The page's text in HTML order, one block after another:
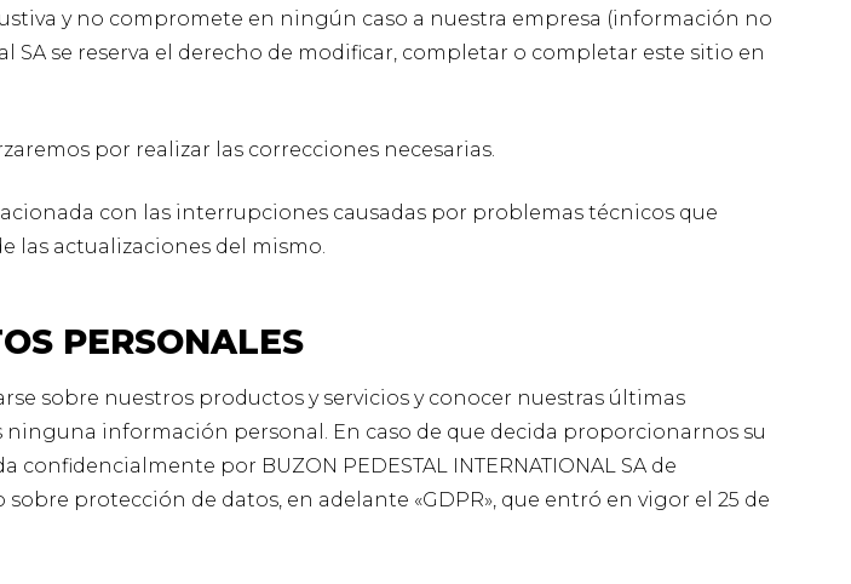
y no compromete en ningún caso a nuestra empresa (información no
se reserva el derecho de modificar, completar o completar este sitio en
por realizar las correcciones necesarias.
con las interrupciones causadas por problemas técnicos que
las actualizaciones del mismo.
PERSONALES
sobre nuestros productos y servicios y conocer nuestras últimas
información personal. En caso de que decida proporcionarnos su
por BUZON PEDESTAL INTERNATIONAL SA de
protección de datos, en adelante «GDPR», que entró en vigor el 25 de